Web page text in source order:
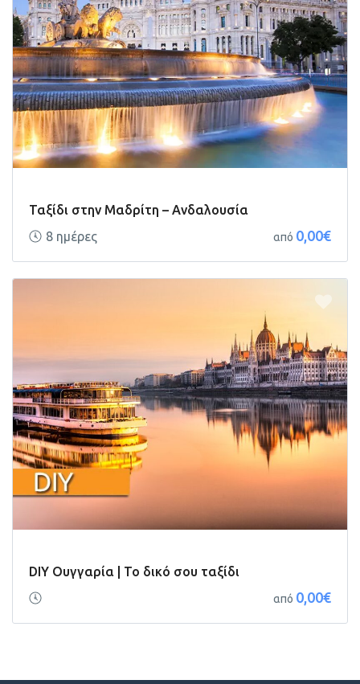
Ταξίδι στην Mαδρίτη – Ανδαλουσία
8 ημέρες
από 0,00€
DIY Ουγγαρία | Το δικό σου ταξίδι
από 0,00€